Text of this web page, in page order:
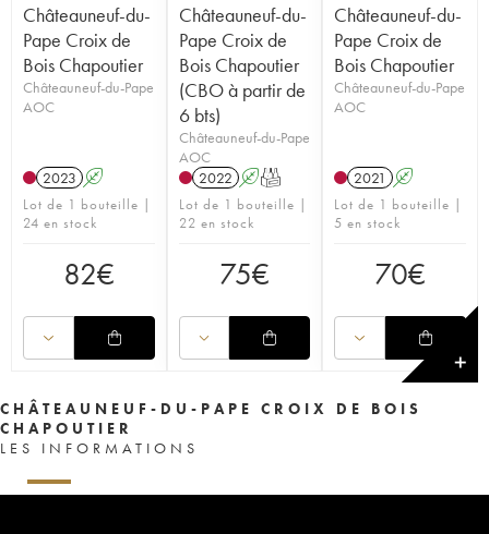
Châteauneuf-du-
Pape Croix de
Bois Chapoutier
Châteauneuf-du-Pape
AOC
2023 A
Lot de 1 bouteille |
24 en stock
82€
Châteauneuf-du-
Pape Croix de
Bois Chapoutier
(CBO à partir de
6 bts)
Châteauneuf-du-Pape
AOC
2022 AT
Lot de 1 bouteille |
22 en stock
75€
Châteauneuf-du-
Pape Croix de
Bois Chapoutier
Châteauneuf-du-Pape
AOC
2021 A
Lot de 1 bouteille |
5 en stock
70€
✕
CHÂTEAUNEUF-DU-PAPE CROIX DE BOIS
CHAPOUTIER
LES INFORMATIONS